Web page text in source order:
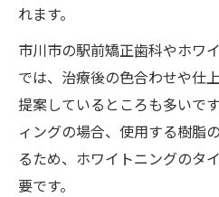
れます。
市川市の駅前矯正歯科やホワ
では、治療後の色合わせや仕
提案しているところも多いで
ィングの場合、使用する樹脂
るため、ホワイトニングのタ
要です。